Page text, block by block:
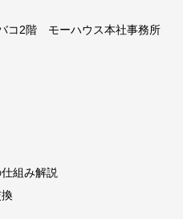
コ2階 モーハウス本社事務所
組み解説